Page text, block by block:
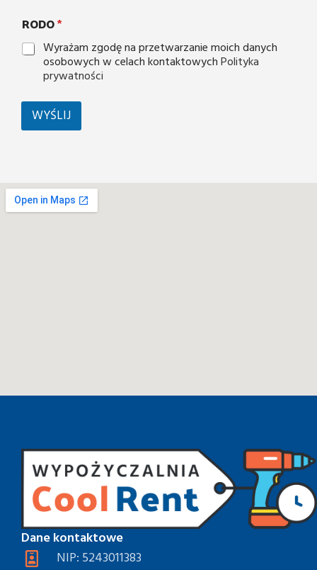
RODO*
Wyrażam zgodę na przetwarzanie moich danych
osobowych w celach kontaktowychPolityka
prywatności
WYŚLIJ
Dane kontaktowe
NIP: 5243011383